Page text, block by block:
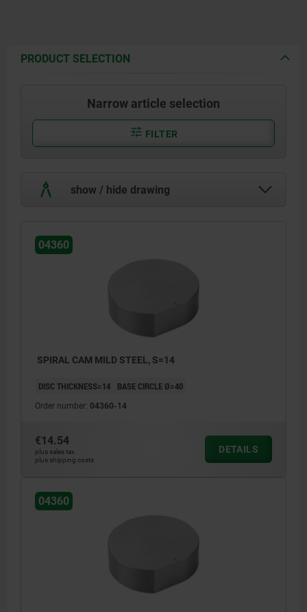
PRODUCT SELECTION
Narrow article selection
FILTER
show / hide drawing
04360
SPIRAL CAM MILD STEEL, S=14
DISC THICKNESS=14 BASE CIRCLE Ø=40
Order number: 04360-14
€14.54
plus sales tax
plus shipping costs
DETAILS
04360